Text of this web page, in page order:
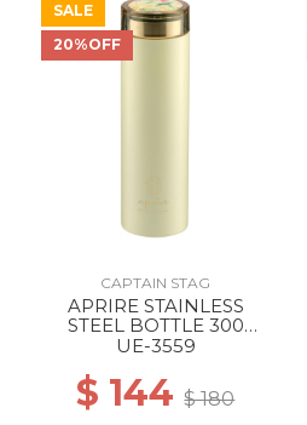
50% Off
SALE
20%OFF
CAPTAIN STAG
APRIRE STAINLESS
STEEL BOTTLE 300
GItOW/LIGHT GREEN
UE-3559
$ 144$ 180